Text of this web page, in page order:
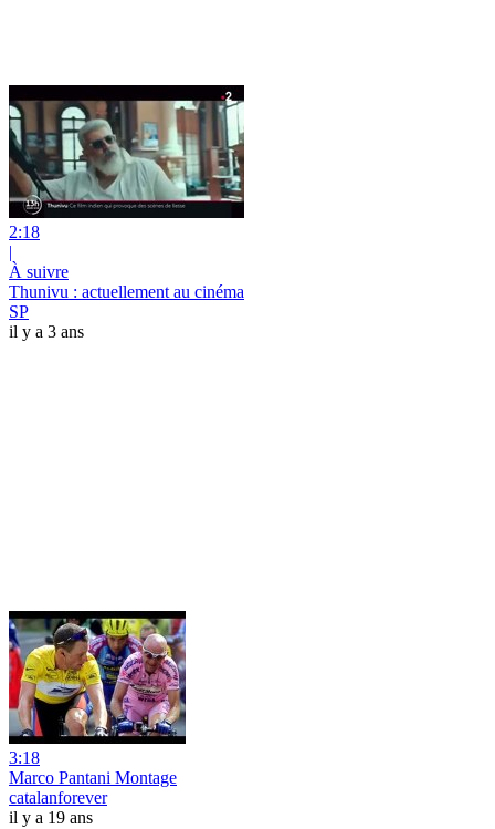
2:18
|
À suivre
Thunivu : actuellement au cinéma
SP
il y a 3 ans
3:18
Marco Pantani Montage
catalanforever
il y a 19 ans